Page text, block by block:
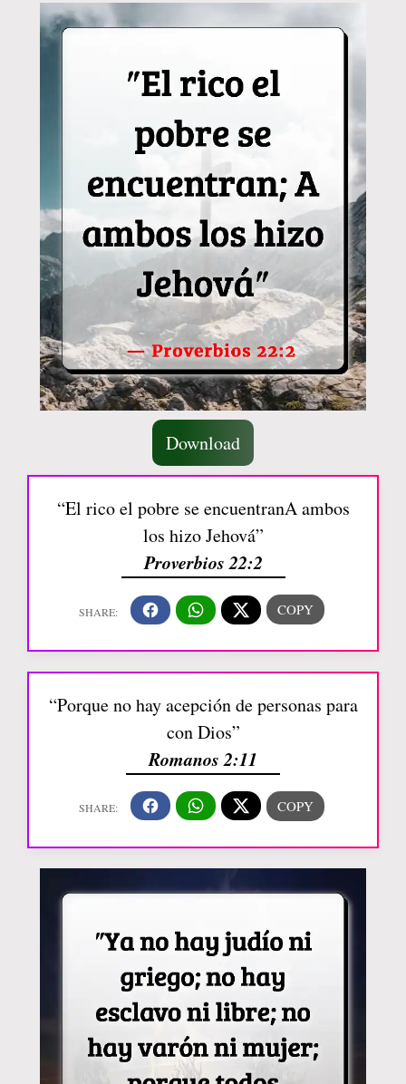
Download
“El rico el pobre se encuentranA ambos
los hizo Jehová”
Proverbios 22:2
“Porque no hay acepción de personas para
con Dios”
Romanos 2:11